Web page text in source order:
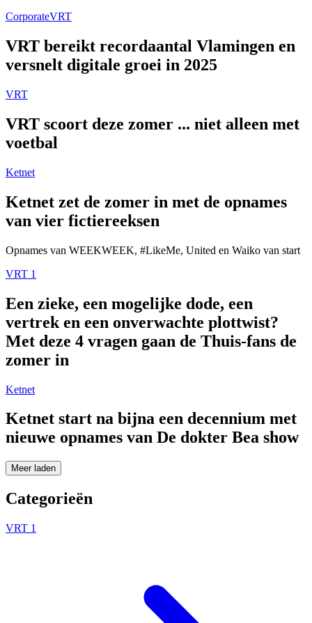
CorporateVRT
VRT bereikt recordaantal Vlamingen en
versnelt digitale groei in 2025
VRT
VRT scoort deze zomer ... niet alleen met
voetbal
Ketnet
Ketnet zet de zomer in met de opnames
van vier fictiereeksen
Opnames van WEEKWEEK, #LikeMe, United en Waiko van start
VRT 1
Een zieke, een mogelijke dode, een
vertrek en een onverwachte plottwist?
Met deze 4 vragen gaan de Thuis-fans de
zomer in
Ketnet
Ketnet start na bijna een decennium met
nieuwe opnames van De dokter Bea show
Meer laden
Categorieën
VRT 1